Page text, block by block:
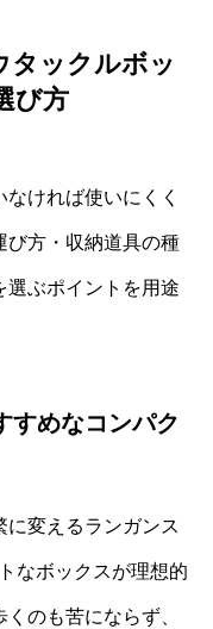
タックルボッ
び方
ければ使いにくく
び方・収納道具の種
選ぶポイントを用途
すめなコンパク
に変えるランガンス
なボックスが理想的
のも苦にならず、